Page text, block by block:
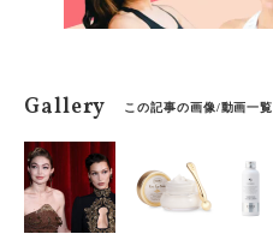
Gallery この記事の画像/動画一覧